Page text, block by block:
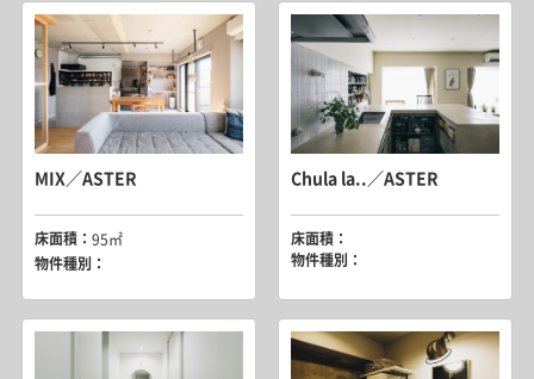
MIX／ASTER
床面積： 95㎡
物件種別：
Chula la..／ASTER
床面積：
物件種別：